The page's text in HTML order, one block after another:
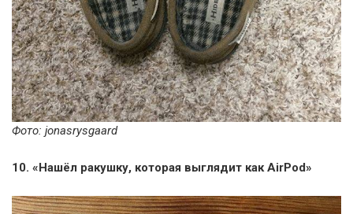
Фото: jonasrysgaard
10. «Нашёл ракушку, которая выглядит как AirPod»